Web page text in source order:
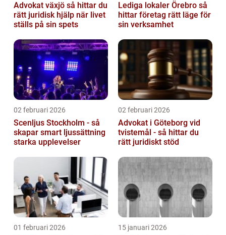
Advokat växjö så hittar du
rätt juridisk hjälp när livet
ställs på sin spets
Lediga lokaler Örebro så
hittar företag rätt läge för
sin verksamhet
02 februari 2026
Scenljus Stockholm - så
skapar smart ljussättning
starka upplevelser
02 februari 2026
Advokat i Göteborg vid
tvistemål - så hittar du
rätt juridiskt stöd
01 februari 2026 15 januari 2026